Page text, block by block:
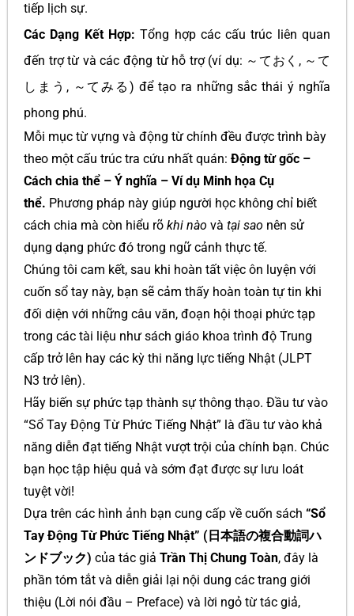
tiếp lịch sự.
Các Dạng Kết Hợp: Tổng hợp các cấu trúc liên quan
đến trợ từ và các động từ hỗ trợ (ví dụ: ～ておく, ～て
しまう, ～てみる) để tạo ra những sắc thái ý nghĩa
phong phú.
Mỗi mục từ vựng và động từ chính đều được trình bày
theo một cấu trúc tra cứu nhất quán: Động từ gốc –
Cách chia thể – Ý nghĩa – Ví dụ Minh họa Cụ
thể. Phương pháp này giúp người học không chỉ biết
cách chia mà còn hiểu rõ khi nào và tại sao nên sử
dụng dạng phức đó trong ngữ cảnh thực tế.
Chúng tôi cam kết, sau khi hoàn tất việc ôn luyện với
cuốn sổ tay này, bạn sẽ cảm thấy hoàn toàn tự tin khi
đối diện với những câu văn, đoạn hội thoại phức tạp
trong các tài liệu như sách giáo khoa trình độ Trung
cấp trở lên hay các kỳ thi năng lực tiếng Nhật (JLPT
N3 trở lên).
Hãy biến sự phức tạp thành sự thông thạo. Đầu tư vào
“Sổ Tay Động Từ Phức Tiếng Nhật” là đầu tư vào khả
năng diễn đạt tiếng Nhật vượt trội của chính bạn. Chúc
bạn học tập hiệu quả và sớm đạt được sự lưu loát
tuyệt vời!
Dựa trên các hình ảnh bạn cung cấp về cuốn sách “Sổ
Tay Động Từ Phức Tiếng Nhật” (日本語の複合動詞ハ
ンドブック) của tác giả Trần Thị Chung Toàn, đây là
phần tóm tắt và diễn giải lại nội dung các trang giới
thiệu (Lời nói đầu – Preface) và lời ngỏ từ tác giả,